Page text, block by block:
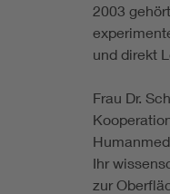
2003
und direkt
Frau Dr.
Ihr
zur